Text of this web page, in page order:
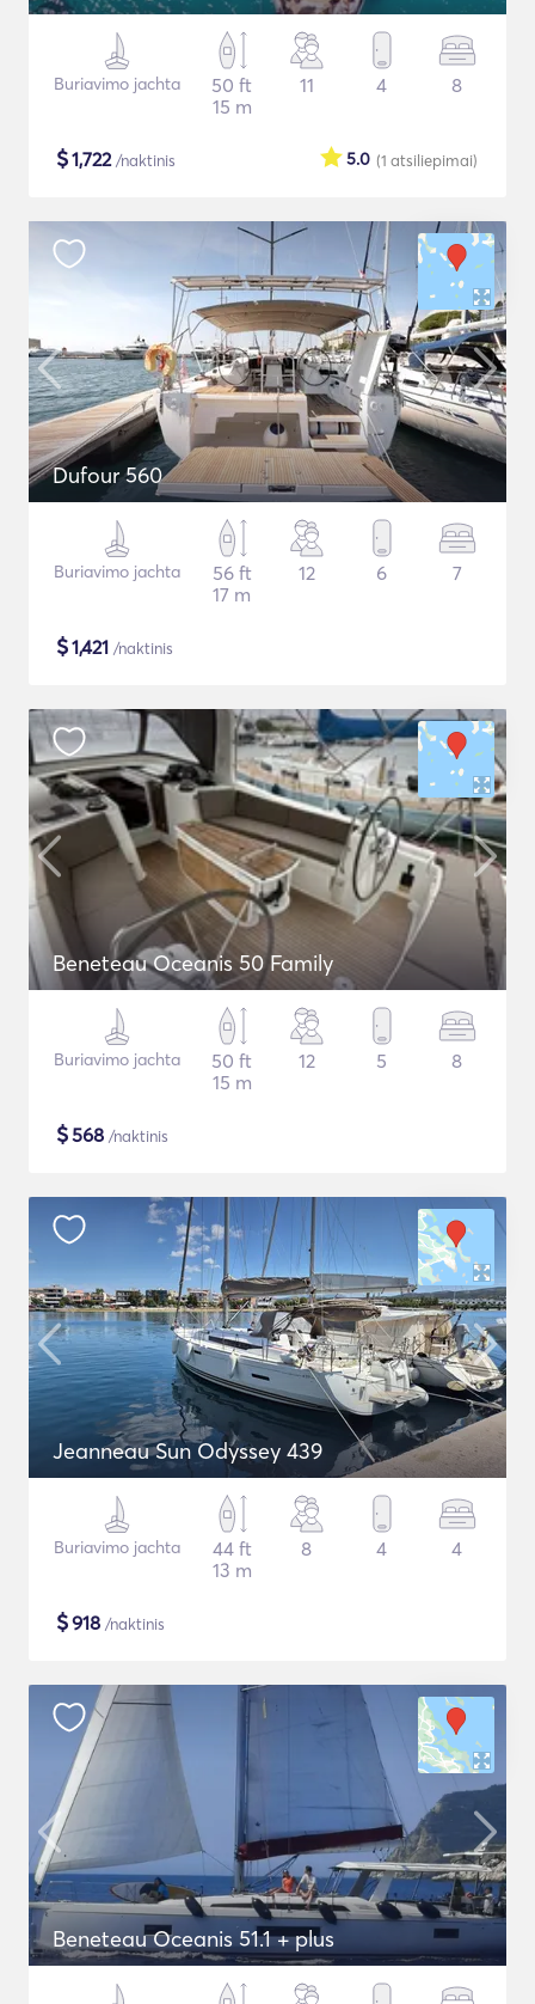
Buriavimo jachta
50 ft
15 m
11 4 8
$1,722/naktinis (1 atsiliepimai)
5.0
Dufour 560
Buriavimo jachta
56 ft
17 m
12 6 7
$1,421 /naktinis
Beneteau Oceanis 50 Family
Buriavimo jachta
50 ft
15 m
12 5 8
$568 /naktinis
Jeanneau Sun Odyssey 439
Buriavimo jachta
44 ft
13 m
8 4 4
$918 /naktinis
Beneteau Oceanis 51.1 + plus